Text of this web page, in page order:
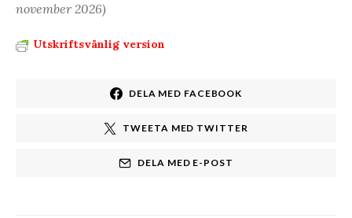
november 2026)
Utskriftsvänlig version
DELA MED FACEBOOK
TWEETA MED TWITTER
DELA MED E-POST